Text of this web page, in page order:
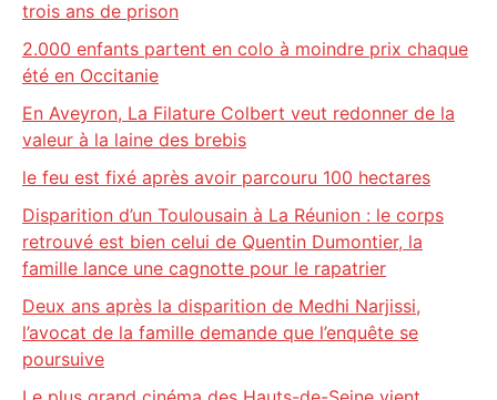
trois ans de prison
2.000 enfants partent en colo à moindre prix chaque
été en Occitanie
En Aveyron, La Filature Colbert veut redonner de la
valeur à la laine des brebis
le feu est fixé après avoir parcouru 100 hectares
Disparition d’un Toulousain à La Réunion : le corps
retrouvé est bien celui de Quentin Dumontier, la
famille lance une cagnotte pour le rapatrier
Deux ans après la disparition de Medhi Narjissi,
l’avocat de la famille demande que l’enquête se
poursuive